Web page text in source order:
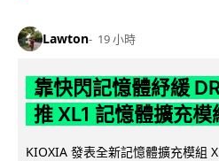
Lawton 19 小時
靠快閃記憶體紓緩
推 XL1 記憶體擴充模
KIOXIA 發表全新記憶體擴充模組